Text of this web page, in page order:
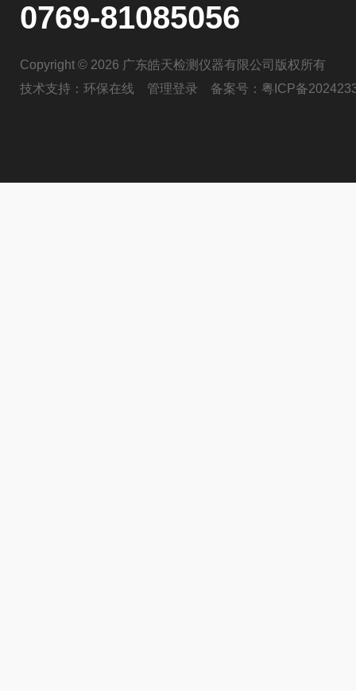
0769-81085056
Copyright © 2026 广东皓天检测仪器有限公司版权所有
技术支持： 环保在线 管理登录 备案号： 粤ICP备